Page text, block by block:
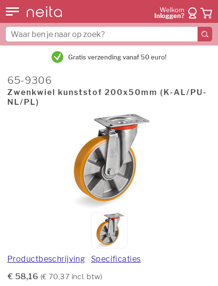
Welkom
Inloggen?
Gratis verzending vanaf 50 euro!
65-9306
Zwenkwiel kunststof 200x50mm (K-AL/PU-
NL/PL)
Productbeschrijving Specificaties
€ 58,16 (€ 70,37 incl. btw)